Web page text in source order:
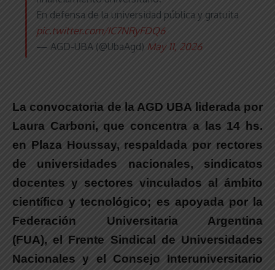
En defensa de la universidad pública y gratuita
pic.twitter.com/IC7NRyFDQ6
— AGD-UBA (@UbaAgd) May 11, 2026
La convocatoria de la AGD UBA liderada por
Laura Carboni, queconcentra a las 14 hs.
en Plaza Houssay, respaldada por rectores
de universidades nacionales, sindicatos
docentes y sectores vinculados al ámbito
científico y tecnológico; es apoyada por la
Federación Universitaria Argentina
(FUA), el Frente Sindical de Universidades
Nacionales y el Consejo Interuniversitario